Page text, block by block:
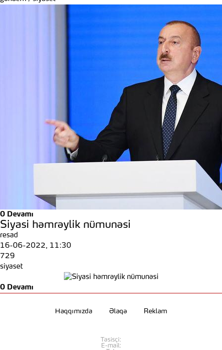
0 Devamı
Siyasi həmrəylik nümunəsi
resad
16-06-2022, 11:30
729
siyaset
0 Devamı
Haqqımızda Əlaqə Reklam
Təsisçi:
E-mail: